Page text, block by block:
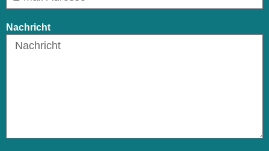
Nachricht